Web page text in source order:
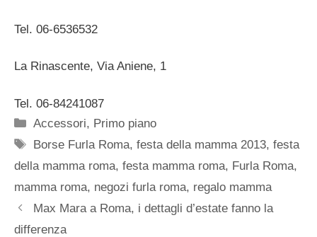
Tel. 06-6536532
La Rinascente, Via Aniene, 1
Tel. 06-84241087
Categorie
Accessori, Primo piano
Tag
Borse Furla Roma,festa della mamma 2013,festa
della mamma roma, festa mamma roma, Furla Roma,
mamma roma, negozi furla roma, regalo mamma
Max Mara a Roma, i dettagli d’estate fanno la
differenza